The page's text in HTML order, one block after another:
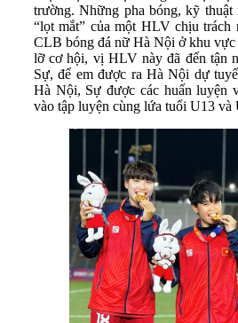
trường. Những pha bóng, kỹ
“lọt mắt” của một HLV chịu trách
CLB bóng đá nữ Hà Nội ở khu
lỡ cơ hội, vị HLV này đã đến tận
Sự, để em được ra Hà Nội dự
Hà Nội, Sự được các huấn luyện
vào tập luyện cùng lứa tuổi U13 và